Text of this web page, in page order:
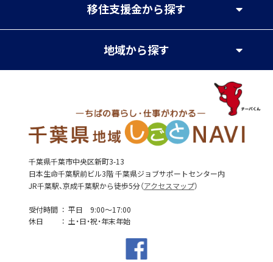
移住支援金から探す
地域から探す
千葉県千葉市中央区新町3-13
日本生命千葉駅前ビル3階 千葉県ジョブサポートセンター内
JR千葉駅、京成千葉駅から徒歩5分（アクセスマップ）
受付時間
平日 9:00～17:00
休日
土・日・祝・年末年始